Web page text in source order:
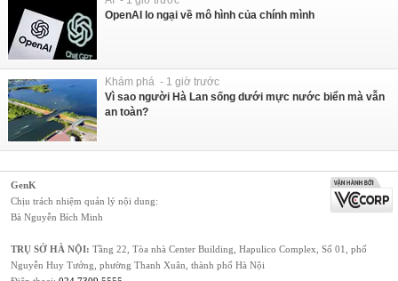
OpenAI lo ngại về mô hình của chính mình
Khám phá - 1 giờ trước
Vì sao người Hà Lan sống dưới mực nước biển mà vẫn
an toàn?
GenK
Chịu trách nhiệm quản lý nội dung:
Bà Nguyễn Bích Minh
TRỤ SỞ HÀ NỘI: Tầng 22, Tòa nhà Center Building, Hapulico Complex, Số 01, phố
Nguyễn Huy Tưởng, phường Thanh Xuân, thành phố Hà Nội